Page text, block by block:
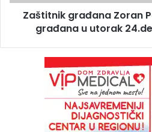
Zaštitnik građana Zoran
građana u utorak